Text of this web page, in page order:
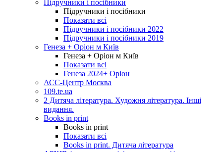
Підручники і посібники
Підручники і посібники
Показати всі
Підручники і посібники 2022
Підручники і посібники 2019
Генеза + Оріон м Київ
Генеза + Оріон м Київ
Показати всі
Генеза 2024+ Оріон
АСС-Центр Москва
109.te.ua
2 Дитяча література. Художня література. Інші
видання.
Books in print
Books in print
Показати всі
Books in print. Дитяча література